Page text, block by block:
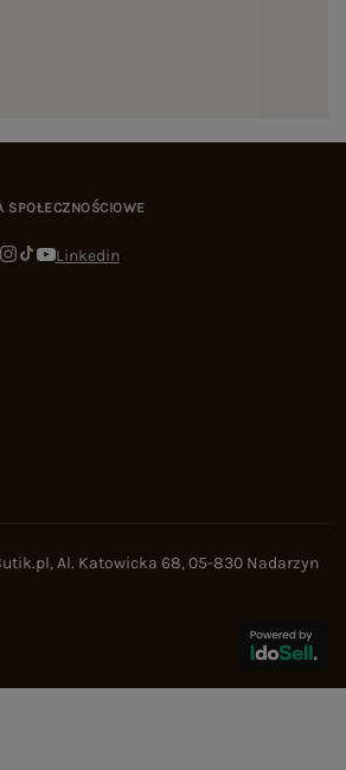
SPOŁECZNOŚCIOWE
Linkedin
,Al. Katowicka 68,05-830 Nadarzyn